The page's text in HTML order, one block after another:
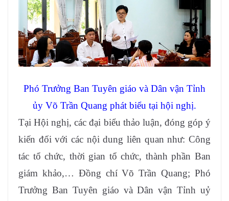
Phó Trưởng Ban Tuyên giáo và Dân vận Tỉnh
ủy Võ Trần Quang phát biểu tại hội nghị.
Tại Hội nghị, các đại biểu thảo luận, đóng góp ý
kiến đối với các nội dung liên quan như: Công
tác tổ chức, thời gian tổ chức, thành phần Ban
giám khảo,… Đồng chí Võ Trần Quang; Phó
Trưởng Ban Tuyên giáo và Dân vận Tỉnh uỷ